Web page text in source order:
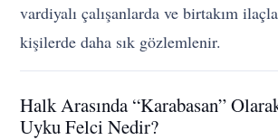
vardiyalı çalışanlarda ve birtakım
kişilerde daha sık gözlemlenir.
Halk Arasında “Karabasan”
Uyku Felci Nedir?